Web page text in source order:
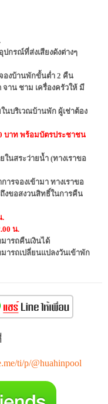
กรณ์ที่ส่งเสียงดังต่างๆ
องบ้านพักขั้นต่ำ 2 คืน
าน ชาม เครื่องครัวให้ มี
นบริเวณบ้านพัก ผู้เช่าต้อง
บาท พร้อมบัตรประชาชน
นสระว่ายน้ำ (ทางเราขอ
รจองเข้ามา ทางเราขอ
งขอสงวนสิทธิ์ในการคืน
.
น.
มารถคืนเงินได้
ารถเปลี่ยนแปลงวันเข้าพัก
ti/p/@huahinpool